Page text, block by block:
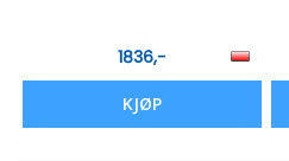
1836,-
KJØP